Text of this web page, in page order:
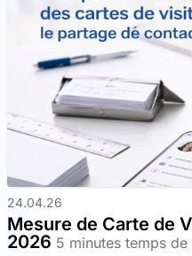
24.04.26
Mesure de Carte de
2026 5 minutes temps de